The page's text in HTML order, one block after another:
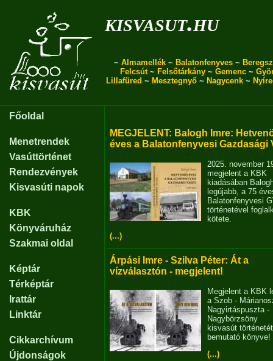
kisvasut.hu
~ Almamellék ~ Balatonfenyves ~
Felcsút~ Felsőtárkány ~ Gemenc ~
Lillafüred ~ Mesztegnyő ~ Nagycenk ~
Főoldal
Menetrendek
Vasúttörténet
Rendezvények
Kisvasúti napok
KBK
Könyváruház
Szakmai oldal
Képtár
Térképtár
Irattár
Linktár
Cikkarchívum
Újdonságok
MEGJELENT: Balogh Imre:
éves a Balatonfenyvesi Gazdasági
2025. november
megjelent a KBK
kiadásában
legújabb, a 75
Balatonfenyvesi
történetével
kötete.
(...)
Árpási Imre - Szilva Péter: Át a
vízválasztón - megjelent!
Megjelent a KBK
a Szob -
Nagyirtáspuszta -
Nagybörzsöny
kisvasút történetét
bemutató könyve!
(...)